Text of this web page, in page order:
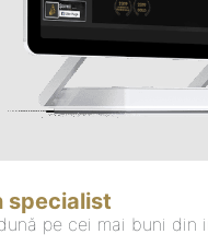
specialist
pe cei mai buni din